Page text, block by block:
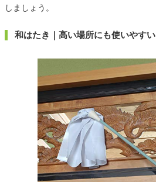
しましょう。
和はたき｜高い場所にも使いやすい